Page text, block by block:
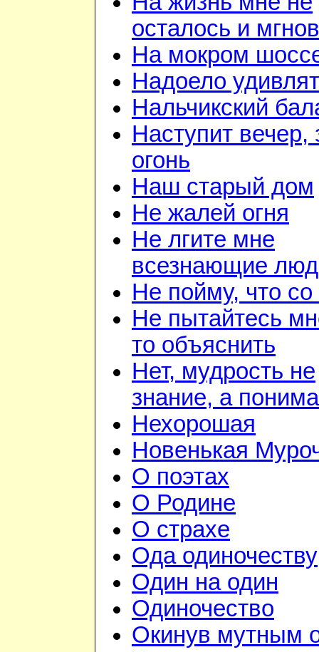
осталось и
На мокром
Надоело
Нальчикский
Наступит вечер,
огонь
Наш старый дом
Не жалей огня
Не лгите мне
всезнающие
Не пойму, что
Не пытайтесь
то объяснить
Нет, мудрость не
знание, а
Нехорошая
Новенькая
О поэтах
О Родине
О страхе
Ода одиночеству
Один на один
Одиночество
Окинув мутным